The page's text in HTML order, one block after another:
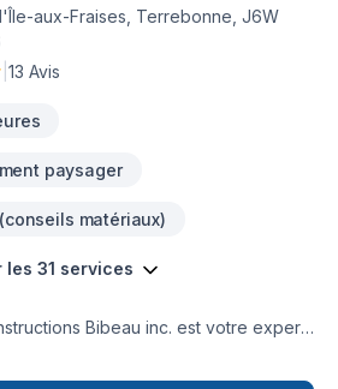
aux-Fraises, Terrebonne, J6W
13 Avis
paysager
matériaux)
les 31 services
Bibeau inc. est votre expert
commercial, Entretien ménager,